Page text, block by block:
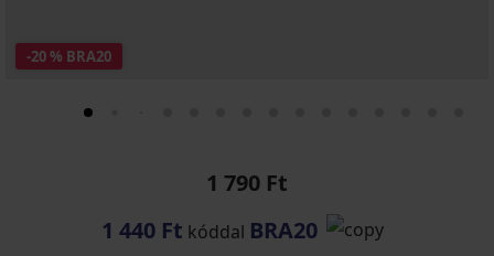
-20 % BRA20
1 790 Ft
1 440 Ft kóddal BRA20